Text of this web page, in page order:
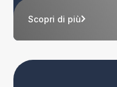
Scopri di più